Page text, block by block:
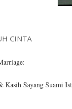
CINTA
Kasih Sayang Suami